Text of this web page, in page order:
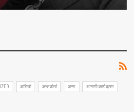
अडियो अन्तर्वार्ता अन्य आगामी कार्यक्रम